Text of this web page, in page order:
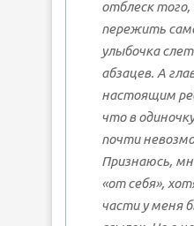
отблеск
пережить
улыбочка
абзацев. А
настоящим
что в
почти
Признаюсь,
«от себя»,
части у меня